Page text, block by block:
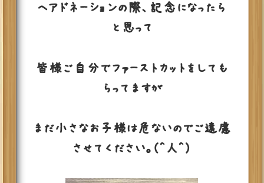
ヘアドネーションの際、記念になったら
と思って
皆様ご自分でファーストカットをしても
らってますが
まだ小さなお子様は危ないのでご遠慮
させてください。（^人^）